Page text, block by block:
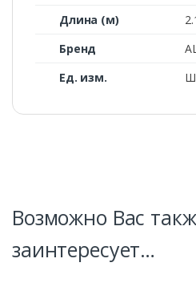
Длина (м)
Бренд
Ед. изм.
Возможно Вас
заинтересует…